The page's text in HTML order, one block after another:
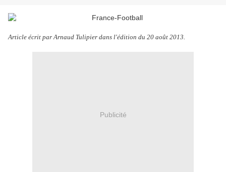
Article écrit par Arnaud Tulipier dans l'édition du 20 août 2013.
Publicité